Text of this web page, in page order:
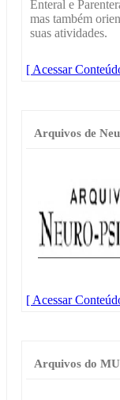
Enteral e
mas também
suas atividades.
[ Acessar
Arquivos de
[ Acessar
Arquivos do